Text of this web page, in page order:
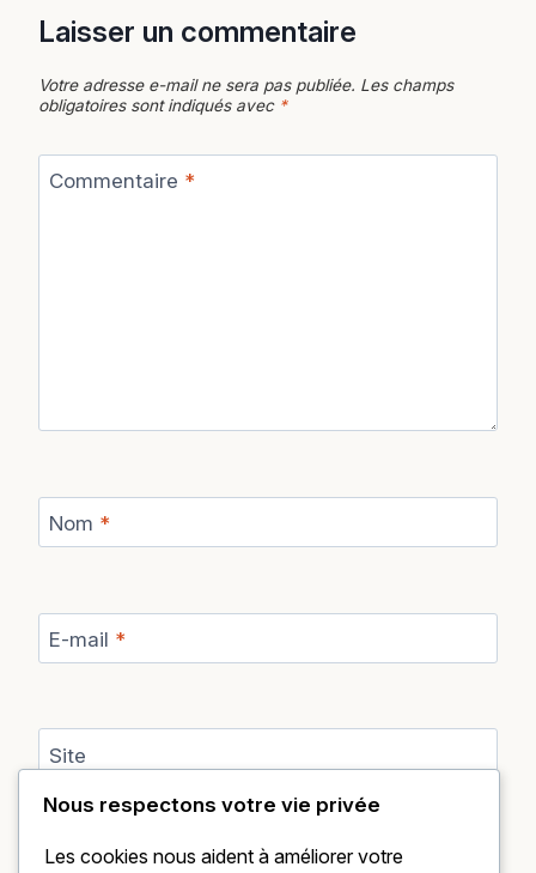
Laisser un commentaire
Votre adresse e-mail ne sera pas publiée. Les champs
obligatoires sont indiqués avec *
Commentaire *
Nom *
E-mail *
Site
Enregistrer mon nom, mon e-mail et mon site dans
le navigateur pour mon prochain commentaire.
Nous respectons votre vie privée
Les cookies nous aident à améliorer votre